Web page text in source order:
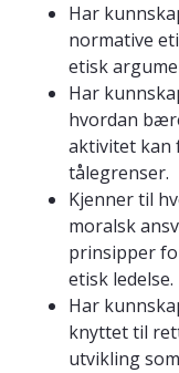
Har
normative
etisk
Har
hvordan
aktivitet kan
tålegrenser.
Kjenner til
moralsk
prinsipper
etisk ledelse.
Har
knyttet til
utvikling